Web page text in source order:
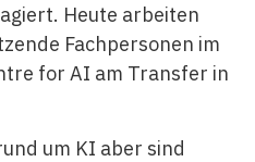
Heute arbeiten
Fachpersonen im
for AI am Transfer in
um KI aber sind